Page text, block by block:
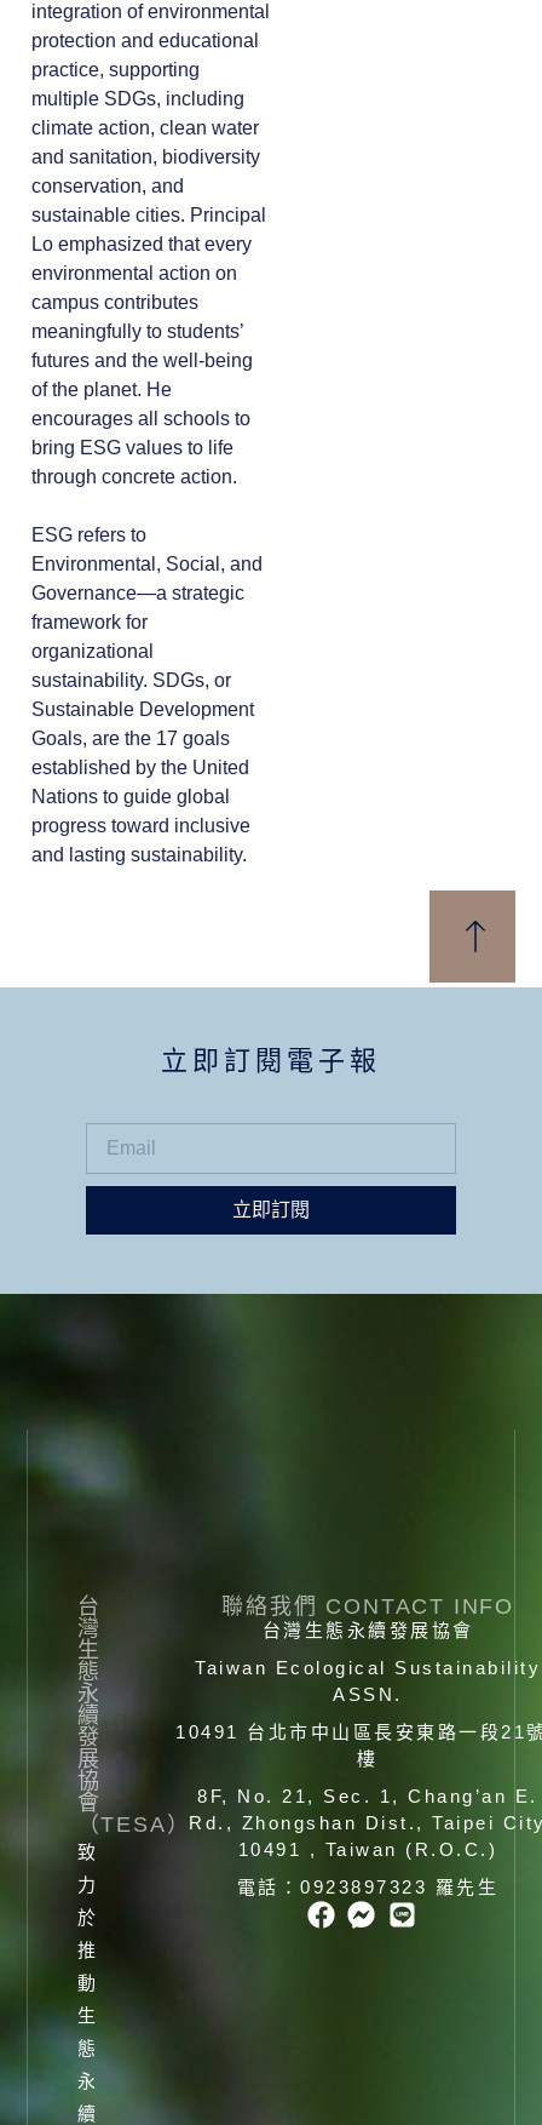
integration of environmental
protection and educational
practice, supporting
multiple SDGs, including
climate action, clean water
and sanitation, biodiversity
conservation, and
sustainable cities. Principal
Lo emphasized that every
environmental action on
campus contributes
meaningfully to students’
futures and the well-being
of the planet. He
encourages all schools to
bring ESG values to life
through concrete action.
ESG refers to
Environmental, Social, and
Governance—a strategic
framework for
organizational
sustainability. SDGs, or
Sustainable Development
Goals, are the 17 goals
established by the United
Nations to guide global
progress toward inclusive
and lasting sustainability.
立即訂閱電子報
立即訂閱
台
灣
生
態
永
續
發
展
協
會
（TESA）
致
力
於
推
動
生
態
永
續
聯絡我們 CONTACT INFO
台灣生態永續發展協會
Taiwan Ecological Sustainability
ASSN.
10491 台北市中山區長安東路一段21
樓
8F, No. 21, Sec. 1, Chang’an E.
Rd., Zhongshan Dist., Taipei
10491 , Taiwan (R.O.C.)
電話：0923897323 羅先生